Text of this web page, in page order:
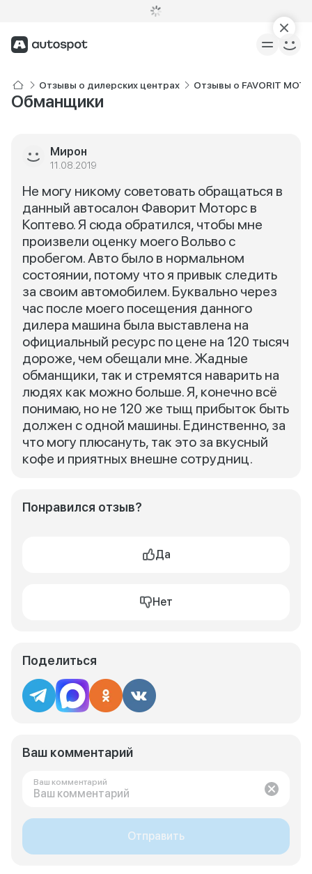
Отзывы о дилерских центрах Отзывы о FAVORIT
Обманщики
Мирон
11.08.2019
Не могу никому советовать обращаться в
данный автосалон Фаворит Моторс в
Коптево. Я сюда обратился, чтобы мне
произвели оценку моего Вольво с
пробегом. Авто было в нормальном
состоянии, потому что я привык следить
за своим автомобилем. Буквально через
час после моего посещения данного
дилера машина была выставлена на
официальный ресурс по цене на 120 тысяч
дороже, чем обещали мне. Жадные
обманщики, так и стремятся наварить на
людях как можно больше. Я, конечно всё
понимаю, но не 120 же тыщ прибыток быть
должен с одной машины. Единственно, за
что могу плюсануть, так это за вкусный
кофе и приятных внешне сотрудниц.
Понравился отзыв?
Да
Нет
Поделиться
Ваш комментарий
Ваш комментарий
Отправить